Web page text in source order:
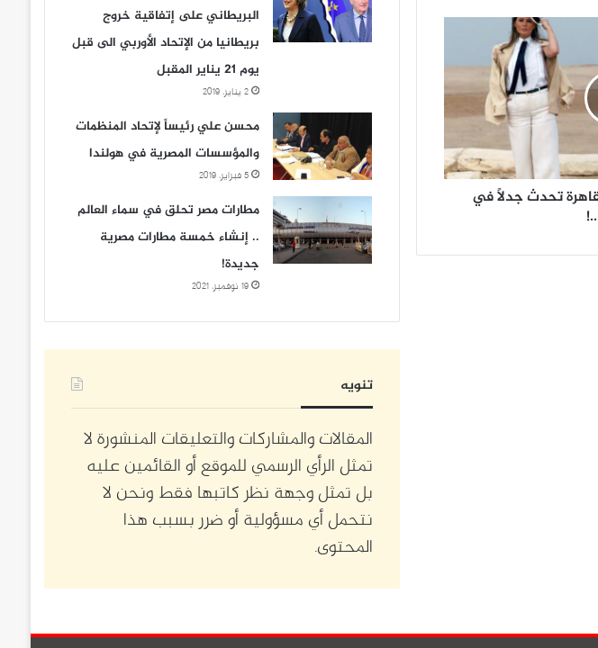
تحدث جدلاً في
البريطاني على إتفاقية خروج
بريطانيا من الإتحاد الأوربي الى قبل
يوم 21 يناير المقبل
2 يناير، 2019
محسن علي رئيساً لإتحاد المنظمات
والمؤسسات المصرية في هولندا
5 فبراير، 2019
مطارات مصر تحلق في سماء العالم
.. إنشاء خمسة مطارات مصرية
جديدة!
19 نوفمبر، 2021
تنويه
المقالات والمشاركات والتعليقات المنشورة لا
تمثل الرأي الرسمي للموقع أو القائمين عليه
بل تمثل وجهة نظر كاتبها فقط ونحن لا
نتحمل أي مسؤولية أو ضرر بسبب هذا
المحتوى.